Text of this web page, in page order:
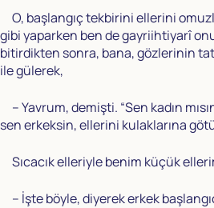
O, başlangıç tekbirini ellerini
gibi yaparken ben de gayriihtiyarî
bitirdikten sonra, bana, gözlerinin
ile gülerek,
– Yavrum, demişti. “Sen kadın
sen erkeksin, ellerini kulaklarına
Sıcacık elleriyle benim küçük
– İşte böyle, diyerek erkek